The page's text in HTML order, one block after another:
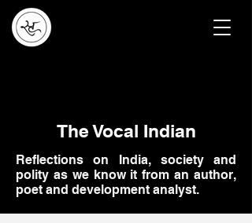
The Vocal Indian
Reflections on India, society and
polity as we know it from an author,
poet and development analyst.